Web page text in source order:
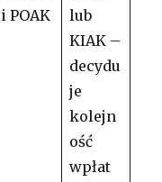
i POAK
lub
KIAK –
decydu
je
kolejn
ość
wpłat